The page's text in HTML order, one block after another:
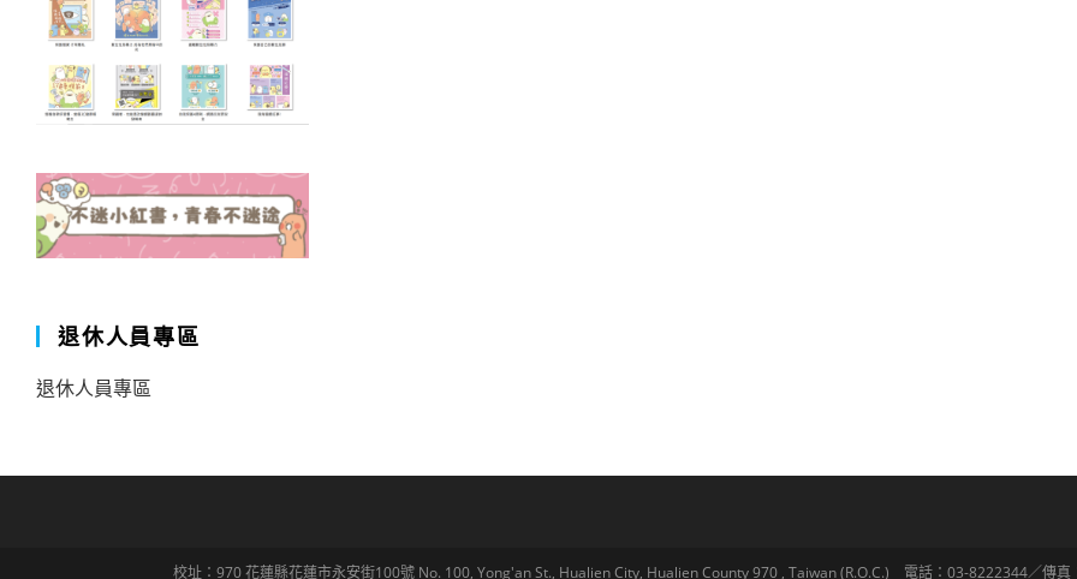
退休人員專區
退休人員專區
校址：970 花蓮縣花蓮市永安街100號 No. 100, Yong'an St., Hualien City, Hualien County 970 , Taiwan (R.O.C.) 電話：03-8222344／傳